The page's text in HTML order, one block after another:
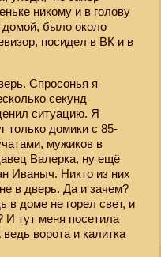
никому и в голову
домой, было около
посидел в ВК и в
Спросонья я
секунд
ситуацию. Я
только домики с 85-
мужиков в
Валерка, ну ещё
Иваныч. Никто из них
в дверь. Да и зачем?
в доме не горел свет, и
И тут меня посетила
ворота и калитка